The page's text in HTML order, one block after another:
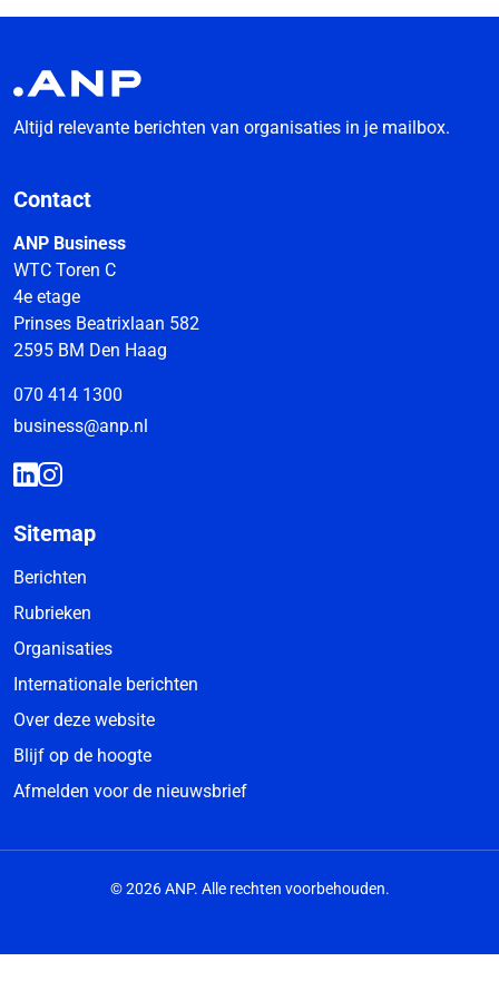
Altijd relevante berichten van organisaties in je mailbox.
Contact
ANP Business
WTC Toren C
4e etage
Prinses Beatrixlaan 582
2595 BM Den Haag
070 414 1300
business@anp.nl
Sitemap
Berichten
Rubrieken
Organisaties
Internationale berichten
Over deze website
Blijf op de hoogte
Afmelden voor de nieuwsbrief
© 2026 ANP. Alle rechten voorbehouden.